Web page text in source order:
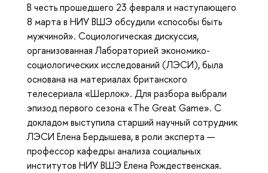
В честь прошедшего 23 февраля и наступающего
8 марта в НИУ ВШЭ обсудили «способы быть
мужчиной». Социологическая дискуссия,
организованная Лабораторией экономико-
социологических исследований (ЛЭСИ), была
основана на материалах британского
телесериала «Шерлок». Для разбора выбрали
эпизод первого сезона «The Great Game». С
докладом выступила старший научный сотрудник
ЛЭСИ Елена Бердышева, в роли эксперта —
профессор кафедры анализа социальных
институтов НИУ ВШЭ Елена Рождественская.